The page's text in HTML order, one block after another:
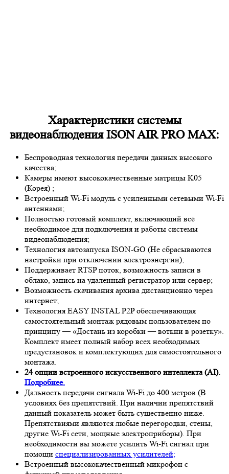
Характеристики системы
видеонаблюдения ISON AIR PRO MAX:
Беспроводная технология передачи данных высокого
качества;
Камеры имеют высококачественные матрицы K05
(Корея) ;
Встроенный Wi-Fi модуль с усиленными сетевыми Wi-Fi
антеннами;
Полностью готовый комплект, включающий всё
необходимое для подключения и работы системы
видеонаблюдения;
Технология автозапуска ISON-GO (Не сбрасываются
настройки при отключении электроэнергии);
Поддерживает RTSP поток, возможность записи в
облако, запись на удаленный регистратор или сервер;
Возможность скачивания архива дистанционно через
интернет;
Технология EASY INSTAL P2P обеспечивающая
самостоятельный монтаж рядовым пользователем по
принципу — «Достань из коробки — воткни в розетку».
Комплект имеет полный набор всех необходимых
предустановок и комплектующих для самостоятельного
монтажа.
24 опции встроенного искусственного интеллекта (AI).
Подробнее.
Дальность передачи сигнала Wi-Fi до 400 метров (В
условиях без препятствий. При наличии препятствий
данный показатель может быть существенно ниже.
Препятствиями являются любые перегородки, стены,
другие Wi-Fi сети, мощные электроприборы). При
необходимости вы можете усилить Wi-Fi сигнал при
помощи специализированных усилителей;
Встроенный высококачественный микрофон с